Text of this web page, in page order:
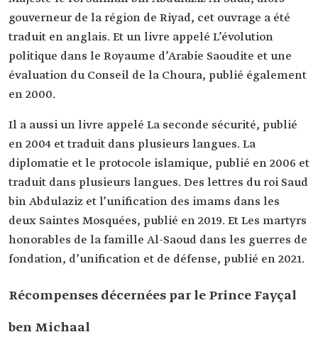
gouverneur de la région de Riyad, cet ouvrage a été
traduit en anglais. Et un livre appelé L’évolution
politique dans le Royaume d’Arabie Saoudite et une
évaluation du Conseil de la Choura, publié également
en 2000.
Il a aussi un livre appelé La seconde sécurité, publié
en 2004 et traduit dans plusieurs langues. La
diplomatie et le protocole islamique, publié en 2006 et
traduit dans plusieurs langues. Des lettres du roi Saud
bin Abdulaziz et l’unification des imams dans les
deux Saintes Mosquées, publié en 2019. Et Les martyrs
honorables de la famille Al-Saoud dans les guerres de
fondation, d’unification et de défense, publié en 2021.
Récompenses décernées par le Prince Fayçal
ben Michaal